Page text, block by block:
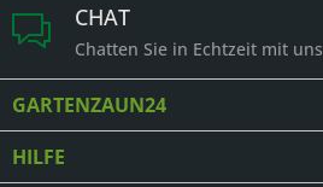
CHAT
Chatten Sie in Echtzeit mit uns
GARTENZAUN24
HILFE